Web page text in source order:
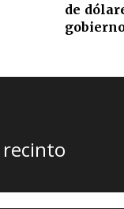
de
recinto